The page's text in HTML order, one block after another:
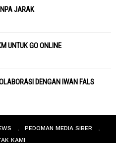
JARAK
UNTUK GO ONLINE
DENGAN IWAN FALS
PEDOMAN MEDIA SIBER
KAMI